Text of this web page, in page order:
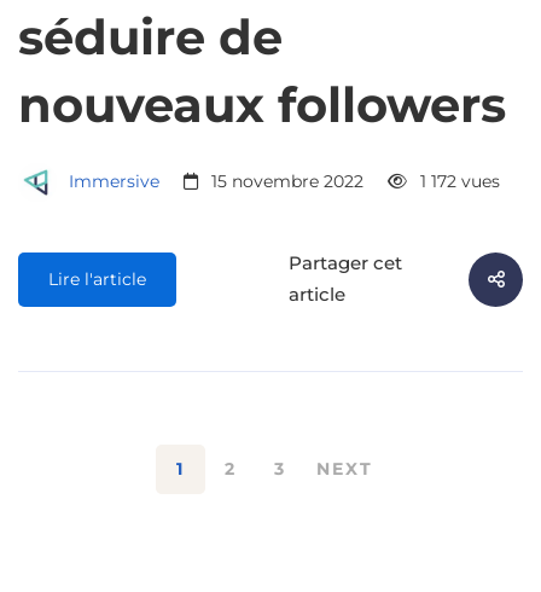
séduire de
nouveaux followers
Immersive 15 novembre 2022 1 172 vues
Lire l'article
Partager cet
article
1 2 3 NEXT